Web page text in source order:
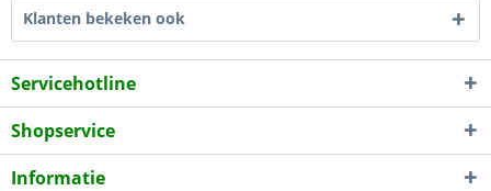
Klanten bekeken ook
Servicehotline
Shopservice
Informatie